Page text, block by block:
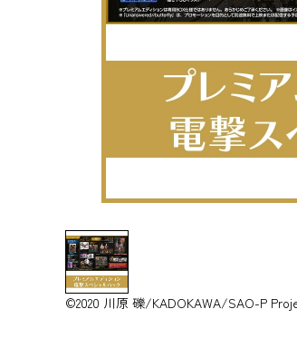
©2020 川原 礫/KADOKAWA/SAO-P